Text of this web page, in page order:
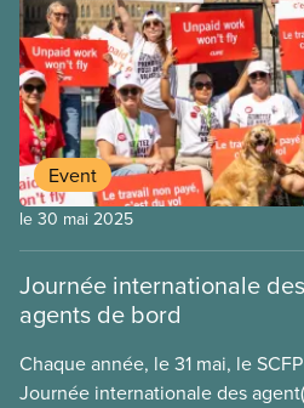
Event
le 30 mai 2025
Journée internationale
agents de bord
Chaque année, le 31 mai, le
Journée internationale des